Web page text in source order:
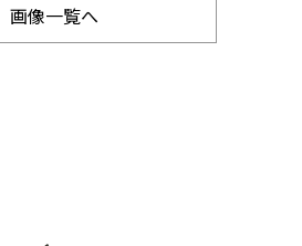
画像一覧へ